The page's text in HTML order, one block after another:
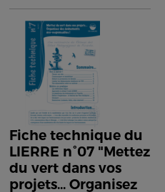
Fiche technique du
LIERRE n°07 "Mettez
du vert dans vos
projets... Organisez